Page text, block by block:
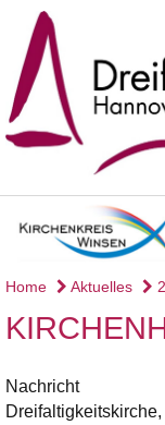
Home Aktuelles
Nachricht
Dreifaltigkeitskirche,